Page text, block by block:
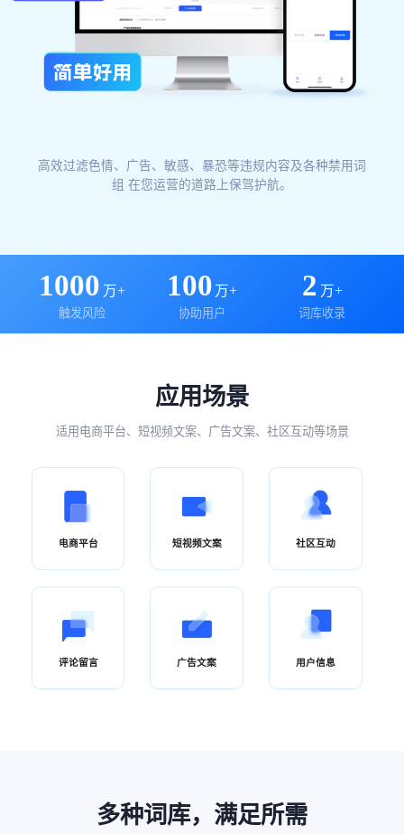
高效过滤色情、广告、敏感、暴恐等违规内容及各种禁用词
组 在您运营的道路上保驾护航。
1000 万+
触发风险
100 万+
协助用户
2 万+
词库收录
应用场景
适用电商平台、短视频文案、广告文案、社区互动等场景
电商平台 短视频文案 社区互动
评论留言 广告文案 用户信息
多种词库，满足所需